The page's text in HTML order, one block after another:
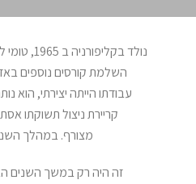
נולד
השלמת קורסים נוספים
עבודתו הייתה יצירתי, הוא
קריירת ניצול תשוקתו
מצורף. במהלך
זה היה רק ​​במשך השנים